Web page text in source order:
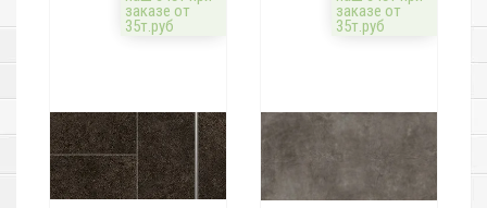
заказе от
35т.руб
заказе от
35т.руб